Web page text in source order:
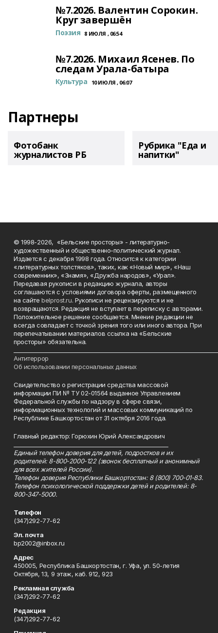
№7.2026. Валентин Сорокин.
Круг завершён
Поэзия 8 ИЮЛЯ , 06:54
№7.2026. Михаил Ясенев. По
следам Урала-батыра
Культура 10 ИЮЛЯ , 06:07
Партнеры
Фотобанк
журналистов РБ
Рубрика "Еда и
напитки"
© 1998-2026, «Бельские просторы» - литературно-
художественный и общественно-политический журнал.
Издается с декабря 1998 года. Относится к категории
«литературных толстяков», таких, как «Новый мир», «Наш
современник», «Знамя», «Дружба народов», «Урал».
Передавая рукописи в редакцию журнала, авторы
соглашаются с условиями договора оферты, размещенного
на сайтеbelprost.ru. Рукописи не рецензируются и не
возвращаются. Редакция не вступает в переписку с авторами.
Положительное решение сообщается. Мнение редакции не
всегда совпадает с точкой зрения того или иного автора. При
перепечатывании материалов ссылка на «Бельские
просторы» обязательна.
Антитеррор
Об использовании персональных данных
Свидетельство о регистрации средства массовой
информации ПИ № ТУ 02-01564 выданное Управлением
Федеральной службы по надзору в сфере связи,
информационных технологий и массовых коммуникаций по
Республике Башкортостан от 31 октября 2016 года.
Главный редактор: Горюхин Юрий Александрович
Единый телефон доверия для детей, подростков и их
родителей: 8-800-2000-122 (звонок бесплатный и анонимный
для всех жителей России).
Телефон доверия Республики Башкортостан: 8 (800) 700-01-83.
Телефон психологической поддержки детей и родителей: 8-
800-347-5000.
Телефон
(347)292-77-62
Эл. почта
bp2002@inbox.ru
Адрес
450005, Республика Башкортостан, г. Уфа, ул. 50-летия
Октября, 13, 9 этаж, каб. 912, 923
Рекламная служба
(347)292-77-62
Редакция
(347)292-77-62